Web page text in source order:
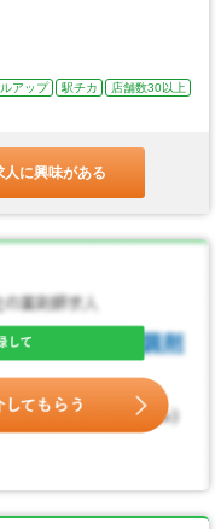
アップ 駅チカ
店舗数30以上
人に興味がある